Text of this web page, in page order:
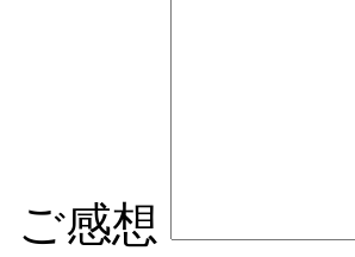
ご感想